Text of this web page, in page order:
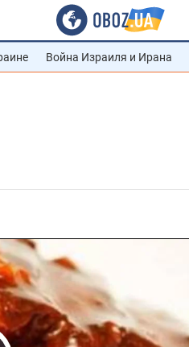
Война Израиля и Ирана